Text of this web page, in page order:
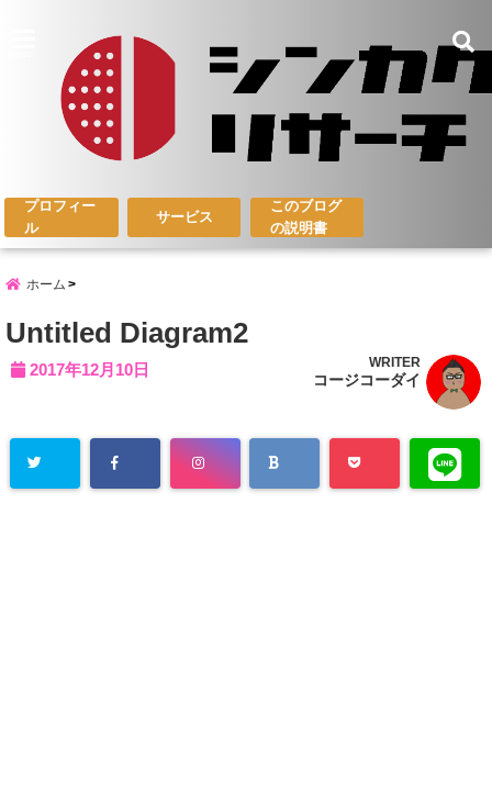
プロフィー
ル
サービス
このブログ
の説明書
ホーム
Untitled Diagram2
2017年12月10日 WRITER
コージコーダイ